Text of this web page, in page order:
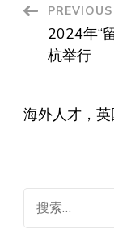
Post2024年“
杭举行
海外人才，
索：